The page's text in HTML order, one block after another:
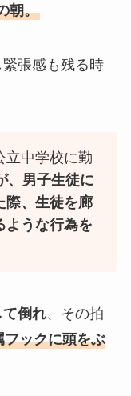
朝。
張感も残る時
立中学校に勤
、男子生徒に
際、生徒を廊
ような行為を
倒れ、その拍
ックに頭をぶ